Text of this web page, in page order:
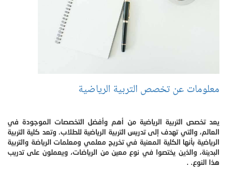
معلومات عن تخصص التربية الرياضية
يعد تخصص التربية الرياضية من أهم وأفضل التخصصات الموجودة في
العالم، والتي تهدف إلى تدريس التربية الرياضية للطلاب. وتعد كلية التربية
الرياضية بأنها الكلية المعنية في تخريج معلمي ومعلمات الرياضة والتربية
البدينة، والذين يختصوا في نوع معين من الرياضات، ويعملون على تدريب
هذا النوع. .